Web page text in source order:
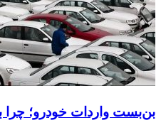
بن‌بست واردات خودرو؛ چرا بازار کشش